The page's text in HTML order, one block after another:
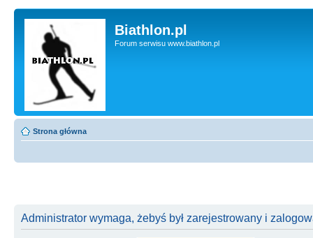
Biathlon.pl
Forum serwisu www.biathlon.pl
Strona główna
Administrator wymaga, żebyś był zarejestrowany i